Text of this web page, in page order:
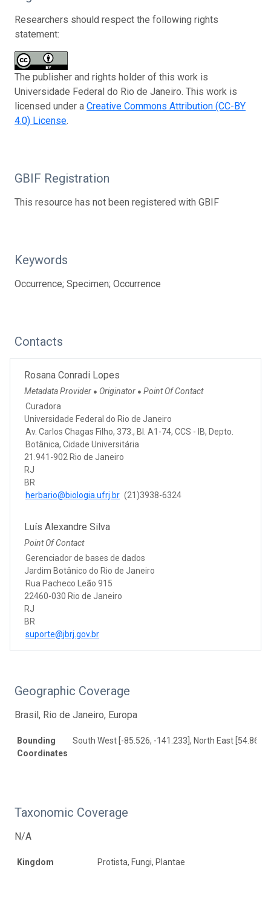
Researchers should respect the following rights
statement:
The publisher and rights holder of this work is
Universidade Federal do Rio de Janeiro. This work is
licensed under a Creative Commons Attribution (CC-BY
4.0) License.
GBIF Registration
This resource has not been registered with GBIF
Keywords
Occurrence; Specimen; Occurrence
Contacts
Rosana Conradi Lopes
Metadata Provider ● Originator ● Point Of Contact
Curadora
Universidade Federal do Rio de Janeiro
Av. Carlos Chagas Filho, 373., Bl. A1-74, CCS - IB, Depto.
Botânica, Cidade Universitária
21.941-902 Rio de Janeiro
RJ
BR
herbario@biologia.ufrj.br (21)3938-6324
Luís Alexandre Silva
Point Of Contact
Gerenciador de bases de dados
Jardim Botânico do Rio de Janeiro
Rua Pacheco Leão 915
22460-030 Rio de Janeiro
RJ
BR
suporte@jbrj.gov.br
Geographic Coverage
Brasil, Rio de Janeiro, Europa
Bounding
Coordinates
South West [-85.526, -141.233], North East [54.867,
Taxonomic Coverage
N/A
Kingdom Protista, Fungi, Plantae